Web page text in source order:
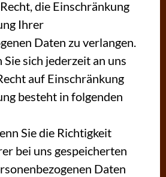
die Einschränkung
Ihrer
Daten zu verlangen.
sich jederzeit an uns
auf Einschränkung
besteht in folgenden
Sie die Richtigkeit
bei uns gespeicherten
Daten